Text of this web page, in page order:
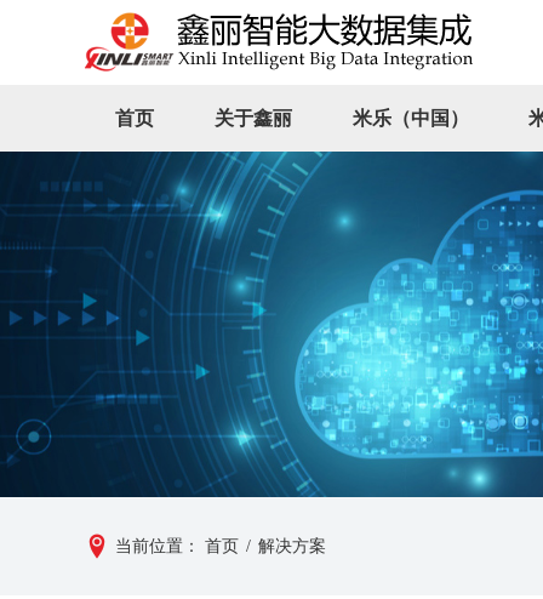
首页 关于鑫丽 米乐（中国）
当前位置： 首页 / 解决方案